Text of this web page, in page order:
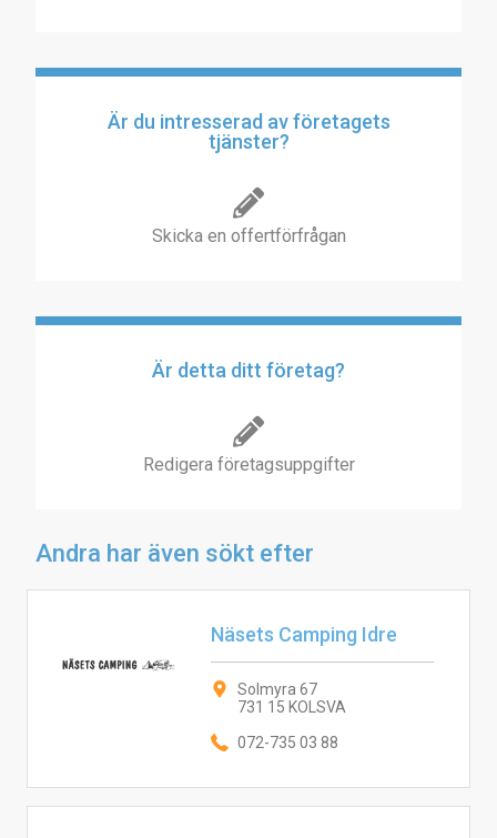
Är du intresserad av företagets
tjänster?
Skicka en offertförfrågan
Är detta ditt företag?
Redigera företagsuppgifter
Andra har även sökt efter
Näsets Camping Idre
Solmyra 67
731 15 KOLSVA
072-735 03 88